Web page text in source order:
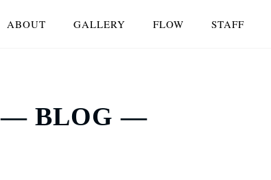
ABOUT GALLERY FLOW STAFF
― BLOG ―